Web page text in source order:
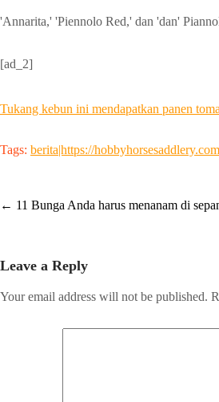
'Annarita,' 'Piennolo Red,' dan 'dan'
[ad_2]
Tukang kebun ini mendapatkan panen
Tags: berita|https://
Post
← 11 Bunga Anda harus menanam di
Leave a Reply
Your email address will not be published.